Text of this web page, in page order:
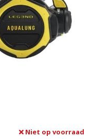
Niet op voorraad